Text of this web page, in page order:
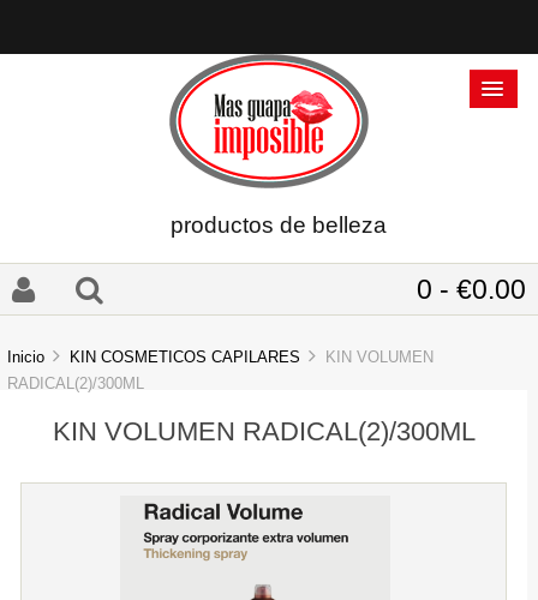
productos de belleza
0 - €0.00
Inicio KIN COSMETICOS CAPILARES
KIN VOLUMEN
RADICAL(2)/300ML
KIN VOLUMEN RADICAL(2)/300ML